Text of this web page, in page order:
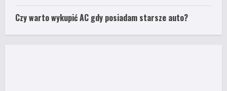
Czy warto wykupić AC gdy posiadam starsze auto?